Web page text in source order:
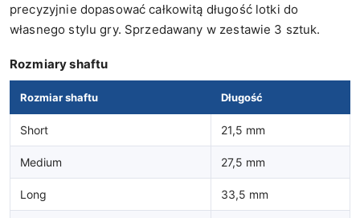
precyzyjnie dopasować całkowitą długość lotki do
własnego stylu gry. Sprzedawany w zestawie 3 sztuk.
Rozmiary shaftu
Rozmiar shaftu Długość
Short 21,5 mm
Medium 27,5 mm
Long 33,5 mm